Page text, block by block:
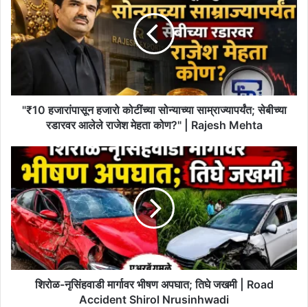
हजारो
कोटींच्या
सोन्याच्या
साम्राज्यापर्यंत;
आलेले
राजेश
Rajesh
Mehta
"₹10 हजारांपासून हजारो कोटींच्या सोन्याच्या साम्राज्यापर्यंत; सेबीच्या
रडारवर आलेले राजेश मेहता कोण?" | Rajesh Mehta
शिरोळ-
नृसिंहवाडी
मार्गावर
भीषण
अपघात;
तिघे
जखमी
|
Road
Accidentशिरोळ-नृसिंहवाडी मार्गावर भीषण अपघात; तिघे जखमी | Road
Accident Shirol Nrusinhwadi